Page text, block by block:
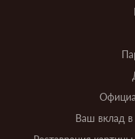
Ваш вклад в